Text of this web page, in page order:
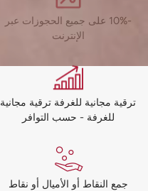
-10% على جميع الحجوزات عبر
الإنترنت
ترقية مجانية للغرفة ترقية مجانية
للغرفة - حسب التوافر
جمع النقاط أو الأميال أو نقاط